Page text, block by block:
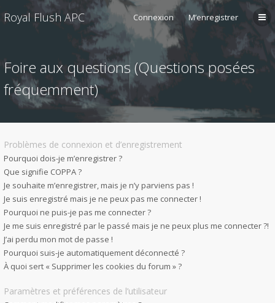
Royal Flush APC Connexion M’enregistrer
Foire aux questions (Questions posées
fréquemment)
Problèmes de connexion et d’enregistrement
Pourquoi dois-je m’enregistrer ?
Que signifie COPPA ?
Je souhaite m’enregistrer, mais je n’y parviens pas !
Je suis enregistré mais je ne peux pas me connecter !
Pourquoi ne puis-je pas me connecter ?
Je me suis enregistré par le passé mais je ne peux plus me connecter ?!
J’ai perdu mon mot de passe !
Pourquoi suis-je automatiquement déconnecté ?
À quoi sert « Supprimer les cookies du forum » ?
Paramètres et préférences de l’utilisateur